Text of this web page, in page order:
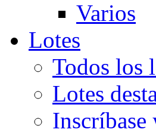
Varios
Lotes
Todos los
Lotes
Inscríbase